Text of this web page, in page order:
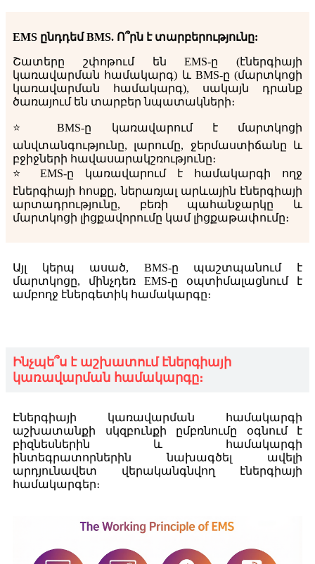
EMS ընդդեմ BMS. Ո՞րն է տարբերությունը:
Շատերը շփոթում են EMS-ը (էներգիայի
կառավարման համակարգ) և BMS-ը (մարտկոցի
կառավարման համակարգ), սակայն դրանք
ծառայում են տարբեր նպատակների։
⭐ BMS-ը կառավարում է մարտկոցի
անվտանգությունը, լարումը, ջերմաստիճանը և
բջիջների հավասարակշռությունը։
⭐ EMS-ը կառավարում է համակարգի ողջ
էներգիայի հոսքը, ներառյալ արևային էներգիայի
արտադրությունը, բեռի պահանջարկը և
մարտկոցի լիցքավորումը կամ լիցքաթափումը։
Այլ կերպ ասած, BMS-ը պաշտպանում է
մարտկոցը, մինչդեռ EMS-ը օպտիմալացնում է
ամբողջ էներգետիկ համակարգը։
Ինչպե՞ս է աշխատում էներգիայի
կառավարման համակարգը։
Էներգիայի կառավարման համակարգի
աշխատանքի սկզբունքի ըմբռնումը օգնում է
բիզնեսներին և համակարգի
ինտեգրատորներին նախագծել ավելի
արդյունավետ վերականգնվող էներգիայի
համակարգեր։